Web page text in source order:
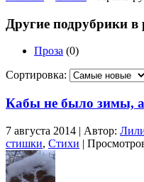
Другие подрубрики
Проза (0)
Сортировка:
Кабы не было зимы, а
7 августа 2014 | Автор:
стишки, Стихи |